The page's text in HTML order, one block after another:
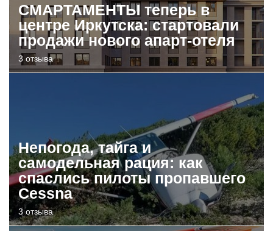
СМАРТАМЕНТЫ теперь в
центре Иркутска: стартовали
продажи нового апарт-отеля
3 отзыва
Непогода, тайга и
самодельная рация: как
спаслись пилоты пропавшего
Cessna
3 отзыва